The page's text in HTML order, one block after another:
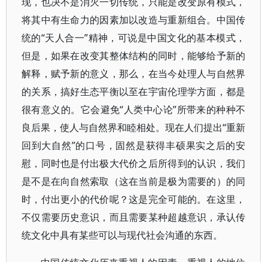
将其中有生命力的因素加以改造与重新组合。中国传
统的“天人合一”精神，可说是中国文化的基本模式，
但是，如果在改变其整体结构的同时，能够给予新的
解释，赋予新的意义，那么，在当今处理人与自然界
的关系，搞好生态平衡以至在宇宙伦理学方面，都是
很有意义的。它会避免“人类中心论”所带来的种种不
良后果，使人与自然界和睦相处。现在人们提出“重新
回到大自然”的口号，固然是获得丰硕果实之后的安
慰，同时也是付出极大代价之后所得到的认识，我们
是不是在向自然索取（这在当前是极为需要的）的同
时，付出更小的代价呢？这是完全可能的。在这里，
不仅需要历史意识，而且需要某种超越意识，承认传
统文化中具有某些可以与现代社会沟通的东西。